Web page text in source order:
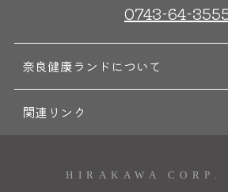
0743-64-
奈良健康ランドについて
関連リンク
HIRAKAWA CORP.